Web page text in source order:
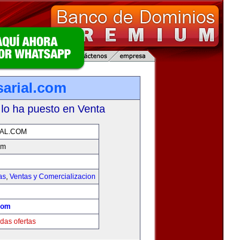
ha puesto en Venta
, Ventas y Comercializacion
ofertas